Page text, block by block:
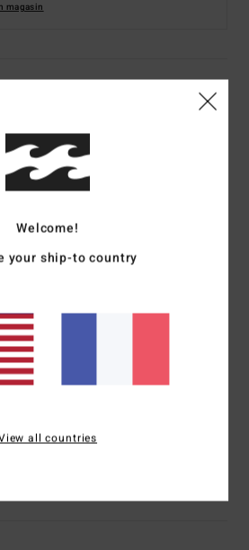
magasin
Code couleur
en coton et polyester
:
unique]
25% polyester
Welcome!
your ship-to country
all countries